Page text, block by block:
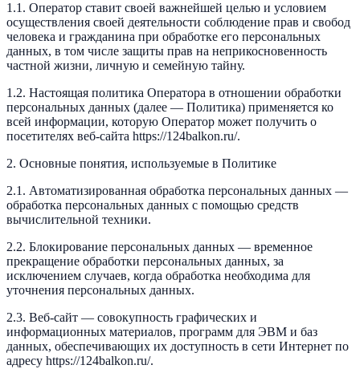
1.1. Оператор ставит своей важнейшей целью и условием
осуществления своей деятельности соблюдение прав и свобод
человека и гражданина при обработке его персональных
данных, в том числе защиты прав на неприкосновенность
частной жизни, личную и семейную тайну.
1.2. Настоящая политика Оператора в отношении обработки
персональных данных (далее — Политика) применяется ко
всей информации, которую Оператор может получить о
посетителях веб-сайта https://124balkon.ru/.
2. Основные понятия, используемые в Политике
2.1. Автоматизированная обработка персональных данных —
обработка персональных данных с помощью средств
вычислительной техники.
2.2. Блокирование персональных данных — временное
прекращение обработки персональных данных, за
исключением случаев, когда обработка необходима для
уточнения персональных данных.
2.3. Веб-сайт — совокупность графических и
информационных материалов, программ для ЭВМ и баз
данных, обеспечивающих их доступность в сети Интернет по
адресу https://124balkon.ru/.